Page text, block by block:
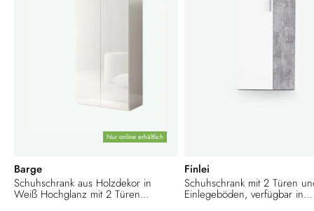
Nur online erhältlich
Barge
Schuhschrank aus Holzdekor in
Weiß Hochglanz mit 2 Türen...
Finlei
Schuhschrank mit 2 Türen
Einlegeböden, verfügbar in...